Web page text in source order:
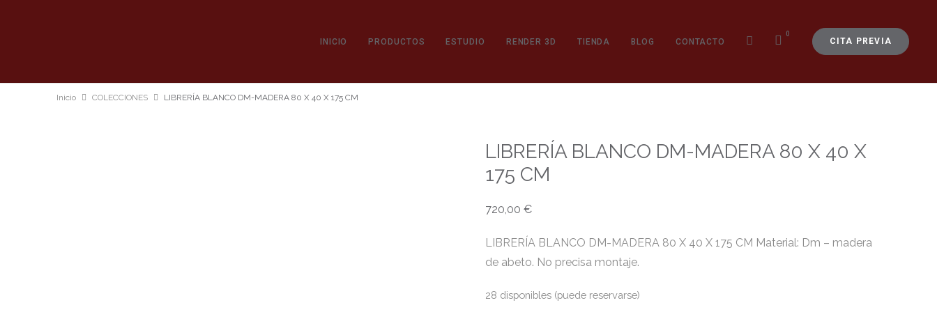
CITA PREVIA
INICIO PRODUCTOS ESTUDIO RENDER 3D TIENDA BLOG CONTACTO
0
Inicio COLECCIONES LIBRERÍA BLANCO DM-MADERA 80 X 40 X 175 CM
LIBRERÍA BLANCO DM-MADERA 80 X 40 X
175 CM
720,00 €
LIBRERÍA BLANCO DM-MADERA 80 X 40 X 175 CM Material: Dm – madera
de abeto. No precisa montaje.
28 disponibles (puede reservarse)